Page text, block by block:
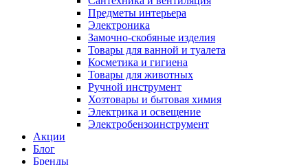
Предметы интерьера
Электроника
Замочно-скобяные изделия
Товары для ванной и туалета
Косметика и гигиена
Товары для животных
Ручной инструмент
Хозтовары и бытовая химия
Электрика и освещение
Электробензоинструмент
Акции
Блог
Бренды